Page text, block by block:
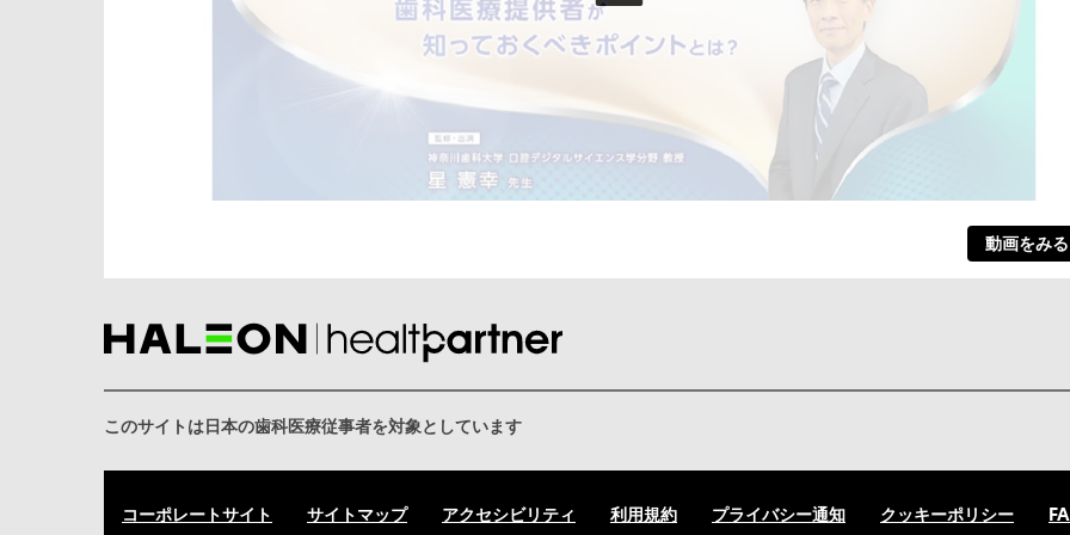
動画をみる
このサイトは日本の歯科医療従事者を対象としています
コーポレートサイト サイトマップ アクセシビリティ 利用規約 プライバシー通知 クッキーポリシー